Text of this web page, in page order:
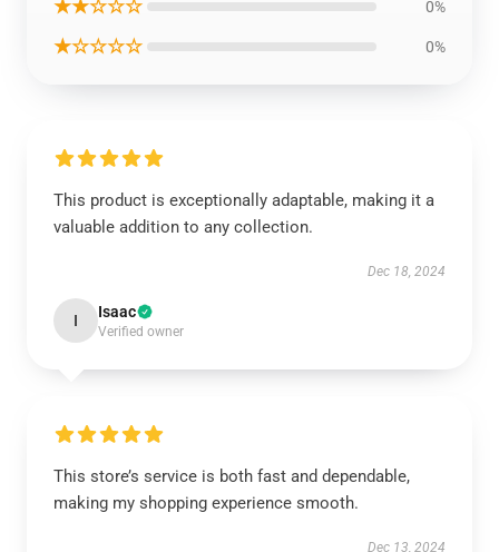
★★☆☆☆ 0%
★☆☆☆☆ 0%
This product is exceptionally adaptable, making it a
valuable addition to any collection.
Dec 18, 2024
I Isaac
Verified owner
This store’s service is both fast and dependable,
making my shopping experience smooth.
Dec 13, 2024